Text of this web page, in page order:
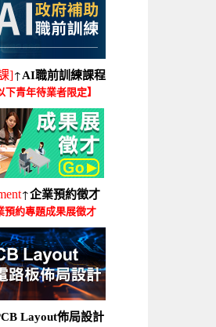
]↑AI職前訓練課程
下青年待業者限定】
↑企業預約徵才
預約專題成果展徵才
Layout佈局設計